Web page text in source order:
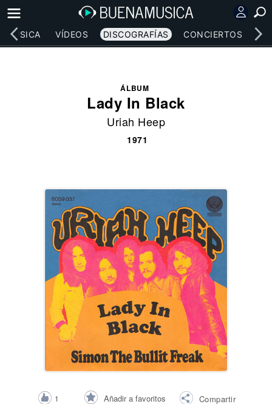
MÚSICA VÍDEOS DISCOGRAFÍAS CONCIERTOS
ÁLBUM
Lady In Black
Uriah Heep
1971
1 Añadir a favoritos Compartir